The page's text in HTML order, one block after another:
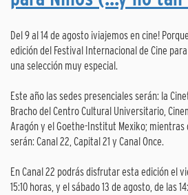
Del 9 al 14 de agosto ¡viajemos en cine!
edición del Festival Internacional de Cine
una selección muy especial.
Este año las sedes presenciales serán: la
Bracho del Centro Cultural Universitario,
Aragón y el Goethe-Institut Mexiko; mientras
serán: Canal 22, Capital 21 y Canal Once.
En Canal 22 podrás disfrutar esta edición el
15:10 horas, y el sábado 13 de agosto, de las